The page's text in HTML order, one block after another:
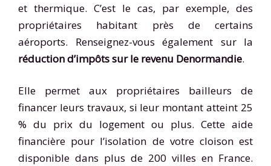
et thermique. C’est le cas, par exemple, des
propriétaires habitant près de certains
aéroports. Renseignez-vous également sur la
réduction d’impôts sur le revenu Denormandie.
Elle permet aux propriétaires bailleurs de
financer leurs travaux, si leur montant atteint 25
% du prix du logement ou plus. Cette aide
financière pour l’isolation de votre cloison est
disponible dans plus de 200 villes en France.